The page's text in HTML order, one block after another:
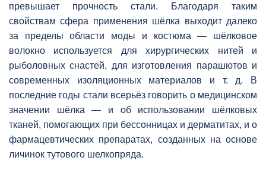
превышает прочность стали. Благодаря таким
свойствам сфера применения шёлка выходит далеко
за пределы области моды и костюма — шёлковое
волокно используется для хирургических нитей и
рыболовных снастей, для изготовления парашютов и
современных изоляционных материалов и т. д. В
последние годы стали всерьёз говорить о медицинском
значении шёлка — и об использовании шёлковых
тканей, помогающих при бессонницах и дерматитах, и о
фармацевтических препаратах, созданных на основе
личинок тутового шелкопряда.